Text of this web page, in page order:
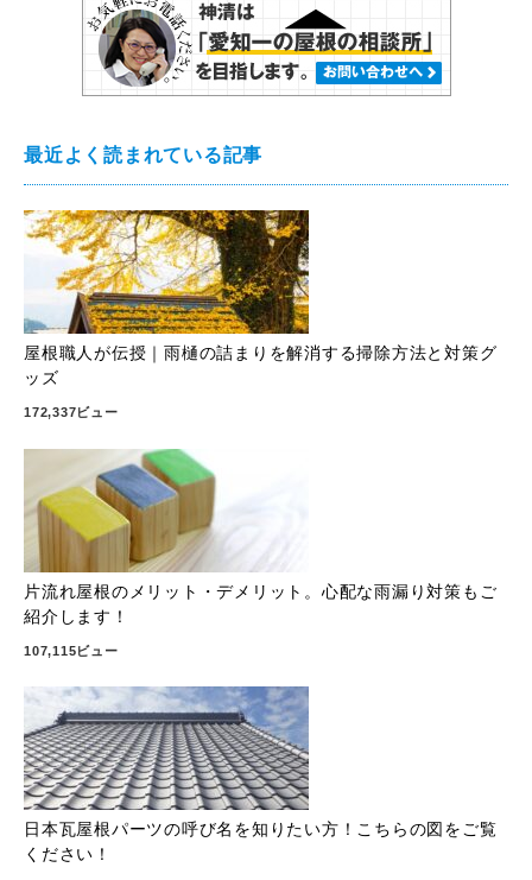
最近よく読まれている記事
屋根職人が伝授｜雨樋の詰まりを解消する掃除方法と対策グ
ッズ
172,337ビュー
片流れ屋根のメリット・デメリット。心配な雨漏り対策もご
紹介します！
107,115ビュー
日本瓦屋根パーツの呼び名を知りたい方！こちらの図をご覧
ください！